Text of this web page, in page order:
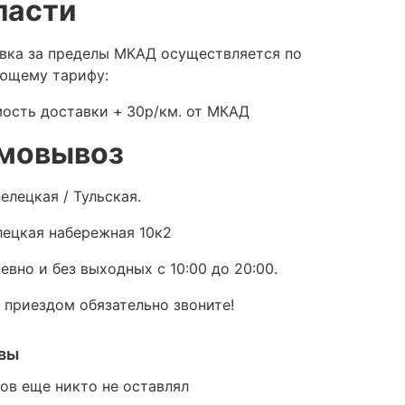
за пределы МКАД осуществляется по
тарифу:
доставки + 30р/км. от МКАД
/ Тульская.
набережная 10к2
и без выходных с 10:00 до 20:00.
обязательно звоните!
еще никто не оставлял